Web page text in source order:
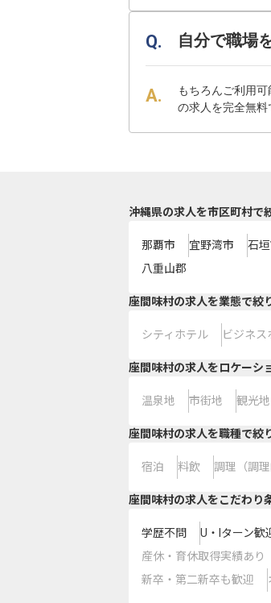
自分で職場
もちろんご利用
の求人を完全無料
沖縄県の求人を市区町村で
那覇市 宜野湾市 石
八重山郡
座間味村の求人を業態で絞
シティホテル ビジネス
座間味村の求人をロケーシ
温泉地 市街地 観光地
座間味村の求人を職種で絞
宿泊 料飲 調理（調理
座間味村の求人をこだわり
学歴不問 U・Iターン歓
産休・育休取得実績あり
新卒・第二新卒も歓迎